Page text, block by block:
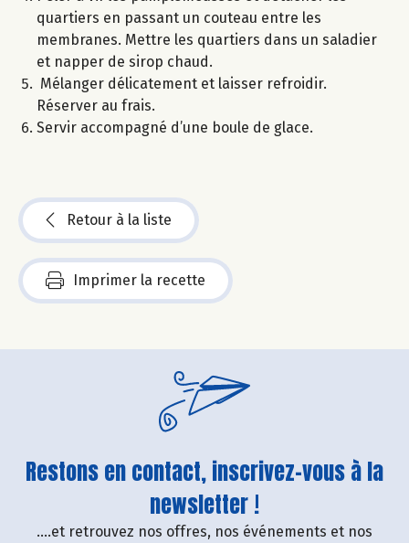
quartiers en passant un couteau entre les
membranes. Mettre les quartiers dans un saladier
et napper de sirop chaud.
Mélanger délicatement et laisser refroidir.
Réserver au frais.
Servir accompagné d’une boule de glace.
Retour à la liste
Imprimer la recette
Restons en contact, inscrivez-vous à la
newsletter !
....et retrouvez nos offres, nos événements et nos